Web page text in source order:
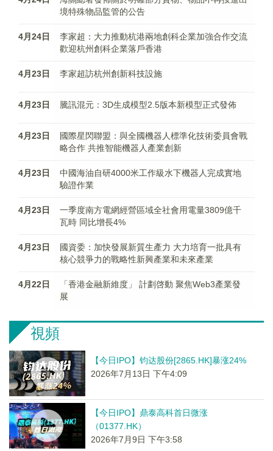
境特殊物品監管的公告
4月24日
李家超：大力推動杭港兩地創科企業加強合作交流
歡迎杭州創科企業落戶香港
4月23日 李家超訪杭州創新科技設施
4月23日 騰訊混元：3D生成模型2.5版本新模型正式發佈
4月23日
國際星閃聯盟：與全國機器人標準化技術委員會戰
略合作 共推智能機器人產業創新
4月23日
中國海油自研4000米工作級水下機器人完成實地
驗證作業
4月23日
一季度南方電網經營區域全社會用電量3809億千
瓦時 同比增長4%
4月23日
國資委：加快發展新質生產力 大力培育一批具有
核心競爭力的戰略性新興產業和未來產業
4月22日
「香港金融新維度」 計劃啓動 聚焦Web3產業發
展
視頻
【今日IPO】钧达股份[2865.HK]暴涨24%
2026年7月13日 下午4:09
【今日IPO】鼎泰高科首日微涨
（01377.HK）
2026年7月9日 下午3:58